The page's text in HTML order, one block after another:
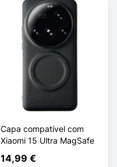
Capa compatível com
Xiaomi 15 Ultra MagSafe
14,99 €